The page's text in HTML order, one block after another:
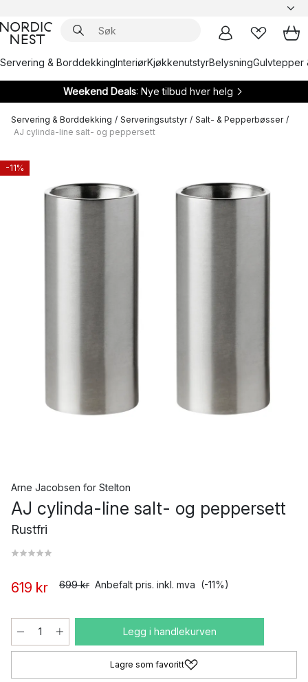
Servering & BorddekkingInteriørKjøkkenutstyrBelysningGulvtepper
Weekend Deals: Nye tilbud hver helg
Servering & Borddekking / Serveringsutstyr / Salt- & Pepperbøsser /
AJ cylinda-line salt- og peppersett
-11%
Arne Jacobsen for Stelton
AJ cylinda-line salt- og peppersett
Rustfri
619 kr 699 kr Anbefalt pris. inkl. mva (-11%)
Legg i handlekurven
Lagre som favoritt